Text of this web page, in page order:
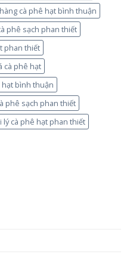
cà phê hạt bình thuận
phê sạch phan thiết
phan thiết
cà phê hạt
hạt bình thuận
phê sạch phan thiết
lý cà phê hạt phan thiết